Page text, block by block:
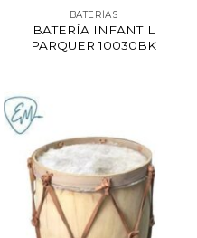
BATERÍAS
BATERÍA INFANTIL
PARQUER 10030BK